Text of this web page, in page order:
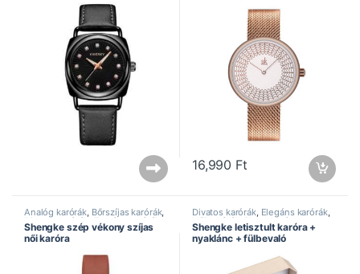
16,990 Ft
Analóg karórák Bőrszíjas karórák,
Divatos karórák, Elegáns karórák ,
Női karórák,Shengke óra
Shengke szép vékony szíjas
női karóra
Divatos karórák, Elegáns karórák,
Női karórák Shengke óra,
Speciális ajánlat
Shengke letisztult karóra +
nyaklánc + fülbevaló